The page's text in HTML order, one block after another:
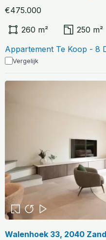
€475.000
260 m²
250 m²
Appartement Te Koop - 8
Vergelijk
Walenhoek 33, 2040